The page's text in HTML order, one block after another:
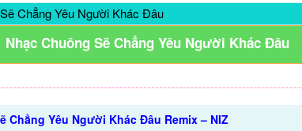
Chẳng Yêu Người Khác Đâu
Nhạc Chuông Sẽ Chẳng Yêu Người Khác Đâu
Chẳng Yêu Người Khác Đâu Remix – NIZ